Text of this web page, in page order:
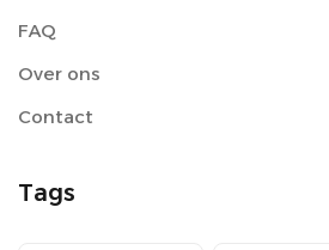
FAQ
Over ons
Contact
Tags